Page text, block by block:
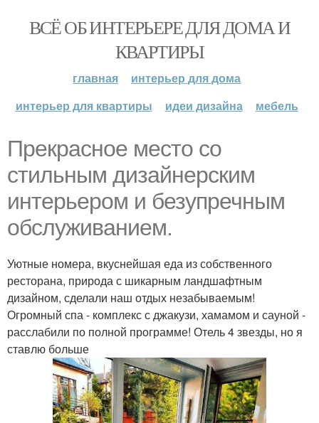
ВСЁ ОБ ИНТЕРЬЕРЕ ДЛЯ ДОМА И
КВАРТИРЫ
главная
интерьер для дома
интерьер для квартиры
идеи дизайна мебель
Прекрасное место со
стильным дизайнерским
интерьером и безупречным
обслуживанием.
Уютные номера, вкуснейшая еда из собственного
ресторана, природа с шикарным ландшафтным
дизайном, сделали наш отдых незабываемым!
Огромный спа - комплекс с джакузи, хамамом и сауной -
расслабили по полной программе! Отель 4 звезды, но я
ставлю больше